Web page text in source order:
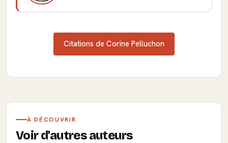
Citations de Corine Pelluchon
À DÉCOUVRIR
Voir d'autres auteurs